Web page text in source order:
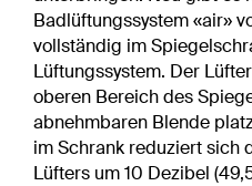
Badlüftungssystem «air»
vollständig im
Lüftungssystem. Der
oberen Bereich des
abnehmbaren Blende
im Schrank reduziert sich
Lüfters um 10 Dezibel